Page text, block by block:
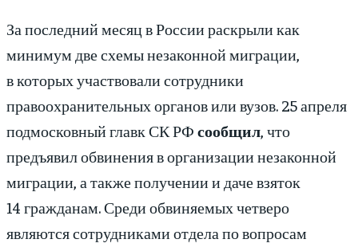
За последний месяц в России раскрыли как
минимум две схемы незаконной миграции,
в которых участвовали сотрудники
правоохранительных органов или вузов. 25 апреля
подмосковный главк СК РФ сообщил, что
предъявил обвинения в организации незаконной
миграции, а также получении и даче взяток
14 гражданам. Среди обвиняемых четверо
являются сотрудниками отдела по вопросам